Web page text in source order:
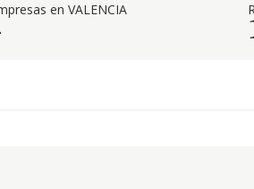
en VALENCIA